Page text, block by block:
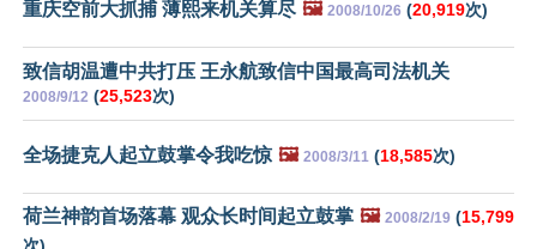
重庆空前大抓捕 薄熙来机关算尽 🖼️ 2008/10/26 (20,919次)
致信胡温遭中共打压 王永航致信中国最高司法机关
2008/9/12 (25,523次)
全场捷克人起立鼓掌令我吃惊 🖼️ 2008/3/11 (18,585次)
荷兰神韵首场落幕 观众长时间起立鼓掌 🖼️ 2008/2/19 (15,799